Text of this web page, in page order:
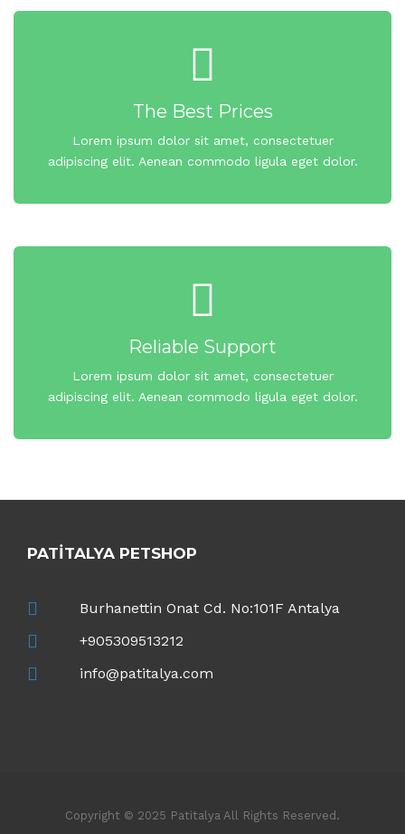
The Best Prices
Lorem ipsum dolor sit amet, consectetuer
adipiscing elit. Aenean commodo ligula eget dolor.
Reliable Support
Lorem ipsum dolor sit amet, consectetuer
adipiscing elit. Aenean commodo ligula eget dolor.
PATITALYA PETSHOP
Burhanettin Onat Cd. No:101F Antalya
+905309513212
info@patitalya.com
Copyright © 2025 Patitalya All Rights Reserved.